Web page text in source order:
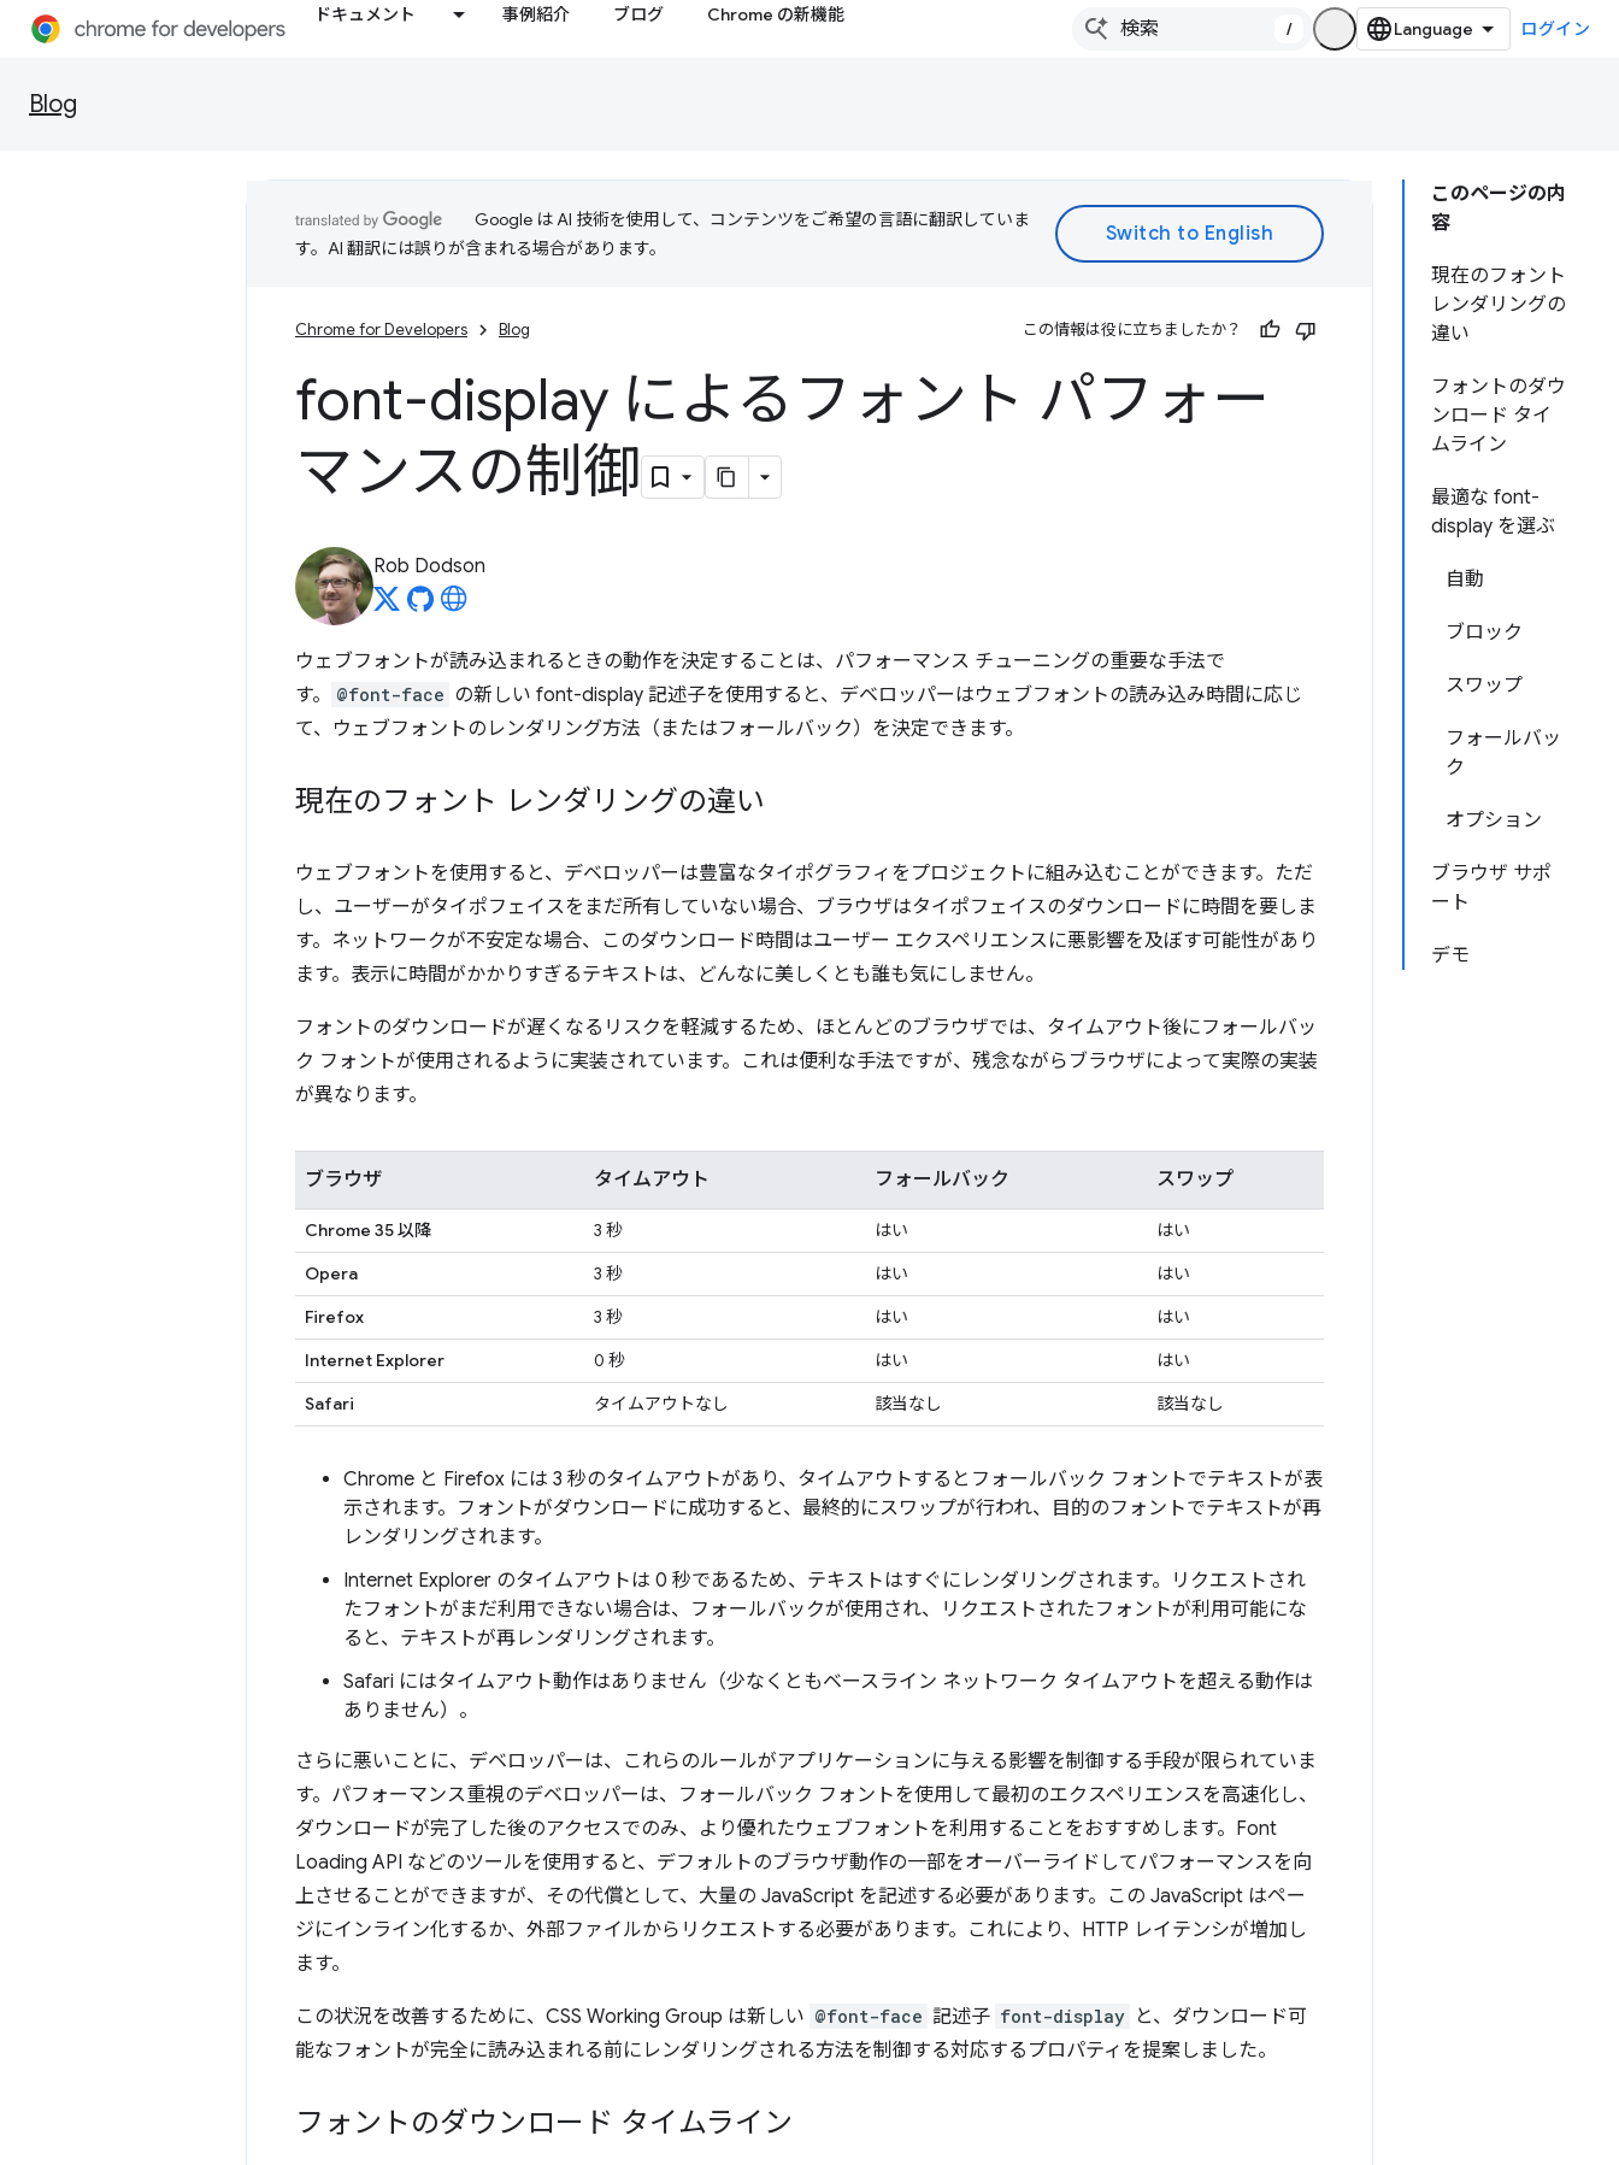
ドキュメント 事例紹介 ブログ Chrome の新機能
/ ログイン
Blog
このページの内
容
現在のフォント
レンダリングの
違い
フォントのダウ
ンロード タイ
ムライン
最適な font-
display を選ぶ
自動
ブロック
スワップ
フォールバッ
ク
オプション
ブラウザ サポ
ート
デモ
Google は AI 技術を使用して、コンテンツをご希望の言語に翻訳していま
す。AI 翻訳には誤りが含まれる場合があります。
Chrome for Developers Blog この情報は役に立ちましたか？
font-display によるフォント パフォー
マンスの制御
Rob Dodson
ウェブフォントが読み込まれるときの動作を決定することは、パフォーマンス チューニングの重要な手法で
す。
@font-face の新しい font-display 記述子を使用すると、デベロッパーはウェブフォントの読み込み時間に応じ
て、ウェブフォントのレンダリング方法（またはフォールバック）を決定できます。
現在のフォント レンダリングの違い
ウェブフォントを使用すると、デベロッパーは豊富なタイポグラフィをプロジェクトに組み込むことができます。ただ
し、ユーザーがタイポフェイスをまだ所有していない場合、ブラウザはタイポフェイスのダウンロードに時間を要しま
す。ネットワークが不安定な場合、このダウンロード時間はユーザー エクスペリエンスに悪影響を及ぼす可能性があり
ます。表示に時間がかかりすぎるテキストは、どんなに美しくとも誰も気にしません。
フォントのダウンロードが遅くなるリスクを軽減するため、ほとんどのブラウザでは、タイムアウト後にフォールバッ
ク フォントが使用されるように実装されています。これは便利な手法ですが、残念ながらブラウザによって実際の実装
が異なります。
ブラウザ タイムアウト フォールバック スワップ
Chrome 35 以降 3 秒 はい
はい
Opera
3 秒 はい
はい
Firefox
3 秒 はい
はい
Internet Explorer
0 秒 はい
はい
Safari
タイムアウトなし 該当なし 該当なし
Chrome と Firefox には 3 秒のタイムアウトがあり、タイムアウトするとフォールバック フォントでテキストが表
示されます。フォントがダウンロードに成功すると、最終的にスワップが行われ、目的のフォントでテキストが再
レンダリングされます。
Internet Explorer のタイムアウトは 0 秒であるため、テキストはすぐにレンダリングされます。リクエストされ
たフォントがまだ利用できない場合は、フォールバックが使用され、リクエストされたフォントが利用可能にな
ると、テキストが再レンダリングされます。
Safari にはタイムアウト動作はありません（少なくともベースライン ネットワーク タイムアウトを超える動作は
ありません）。
さらに悪いことに、デベロッパーは、これらのルールがアプリケーションに与える影響を制御する手段が限られていま
す。パフォーマンス重視のデベロッパーは、フォールバック フォントを使用して最初のエクスペリエンスを高速化し、
ダウンロードが完了した後のアクセスでのみ、より優れたウェブフォントを利用することをおすすめします。Font
Loading API などのツールを使用すると、デフォルトのブラウザ動作の一部をオーバーライドしてパフォーマンスを向
上させることができますが、その代償として、大量の JavaScript を記述する必要があります。この JavaScript はペー
ジにインライン化するか、外部ファイルからリクエストする必要があります。これにより、HTTP レイテンシが増加し
ます。
この状況を改善するために、CSS Working Group は新しい @font-face 記述子 font-display と、ダウンロード可
能なフォントが完全に読み込まれる前にレンダリングされる方法を制御する対応するプロパティを提案しました。
フォントのダウンロード タイムライン